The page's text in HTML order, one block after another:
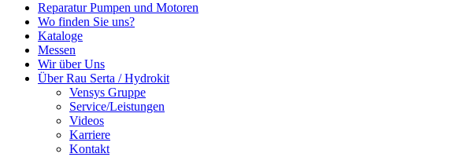
Reparatur Pumpen und Motoren
Wo finden Sie uns?
Kataloge
Messen
Wir über Uns
Über Rau Serta / Hydrokit
Vensys Gruppe
Service/Leistungen
Videos
Karriere
Kontakt